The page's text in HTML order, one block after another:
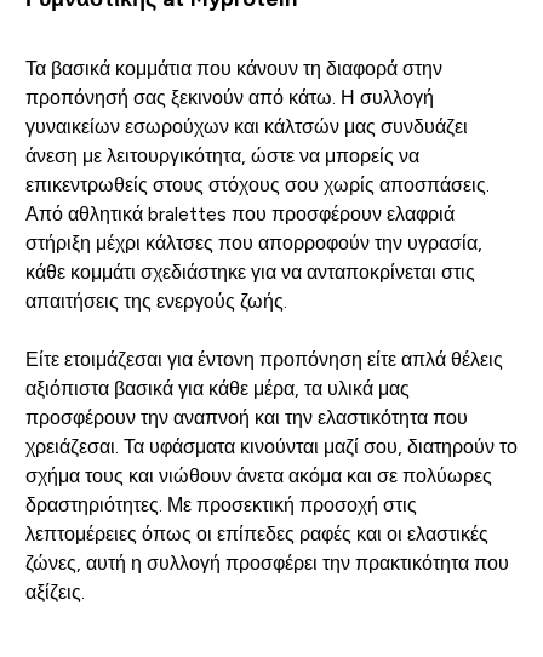
Τα βασικά κομμάτια που κάνουν τη διαφορά στην
προπόνησή σας ξεκινούν από κάτω. Η συλλογή
γυναικείων εσωρούχων και κάλτσών μας συνδυάζει
άνεση με λειτουργικότητα, ώστε να μπορείς να
επικεντρωθείς στους στόχους σου χωρίς αποσπάσεις.
Από αθλητικά bralettes που προσφέρουν ελαφριά
στήριξη μέχρι κάλτσες που απορροφούν την υγρασία,
κάθε κομμάτι σχεδιάστηκε για να ανταποκρίνεται στις
απαιτήσεις της ενεργούς ζωής.
Είτε ετοιμάζεσαι για έντονη προπόνηση είτε απλά θέλεις
αξιόπιστα βασικά για κάθε μέρα, τα υλικά μας
προσφέρουν την αναπνοή και την ελαστικότητα που
χρειάζεσαι. Τα υφάσματα κινούνται μαζί σου, διατηρούν το
σχήμα τους και νιώθουν άνετα ακόμα και σε πολύωρες
δραστηριότητες. Με προσεκτική προσοχή στις
λεπτομέρειες όπως οι επίπεδες ραφές και οι ελαστικές
ζώνες, αυτή η συλλογή προσφέρει την πρακτικότητα που
αξίζεις.